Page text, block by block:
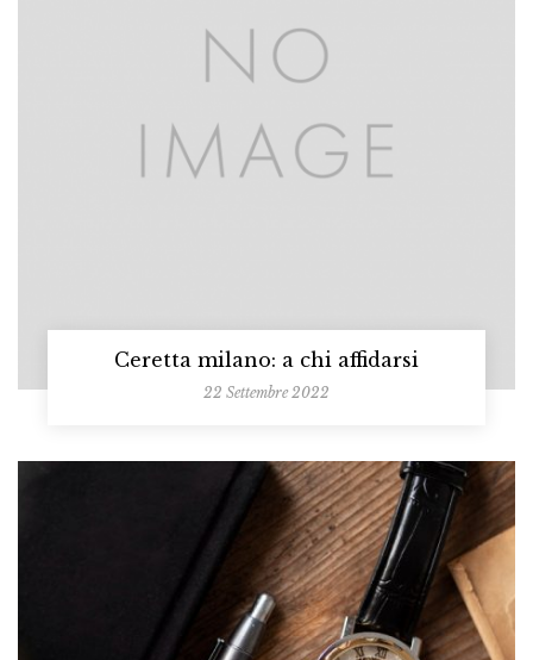
Ceretta milano: a chi affidarsi
22 Settembre 2022